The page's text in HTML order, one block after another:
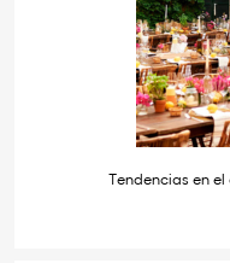
Tendencias en